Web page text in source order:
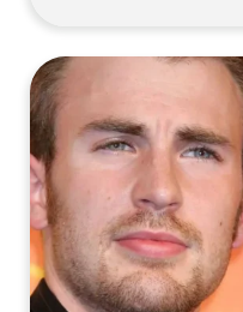
weisen viele
seiner Haarlinie
insbesondere
definiertere
aktuellen Fotos.
Erklärung, falls
unterzogen hat,